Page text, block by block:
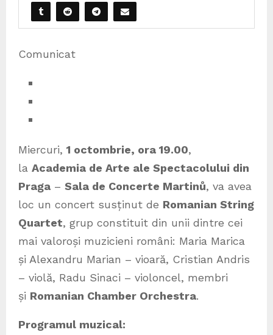
Comunicat
Miercuri, 1 octombrie, ora 19.00,
la Academia de Arte ale Spectacolului din
Praga – Sala de Concerte Martinů, va avea
loc un concert susținut de Romanian String
Quartet, grup constituit din unii dintre cei
mai valoroși muzicieni români: Maria Marica
și Alexandru Marian – vioară, Cristian Andris
– violă, Radu Sinaci – violoncel, membri
și Romanian Chamber Orchestra.
Programul muzical: